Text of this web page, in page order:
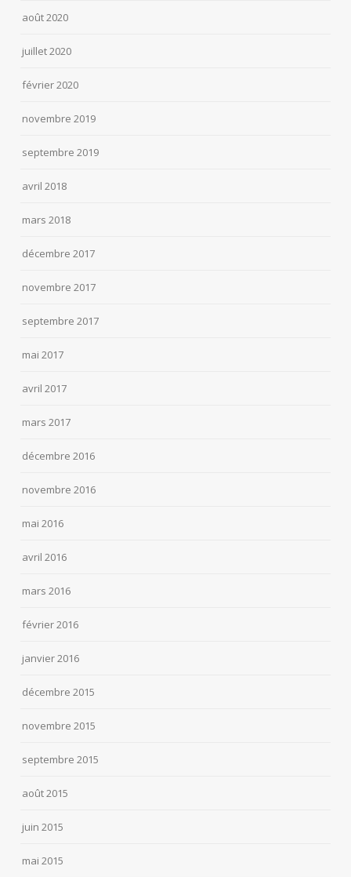
août 2020
juillet 2020
février 2020
novembre 2019
septembre 2019
avril 2018
mars 2018
décembre 2017
novembre 2017
septembre 2017
mai 2017
avril 2017
mars 2017
décembre 2016
novembre 2016
mai 2016
avril 2016
mars 2016
février 2016
janvier 2016
décembre 2015
novembre 2015
septembre 2015
août 2015
juin 2015
mai 2015